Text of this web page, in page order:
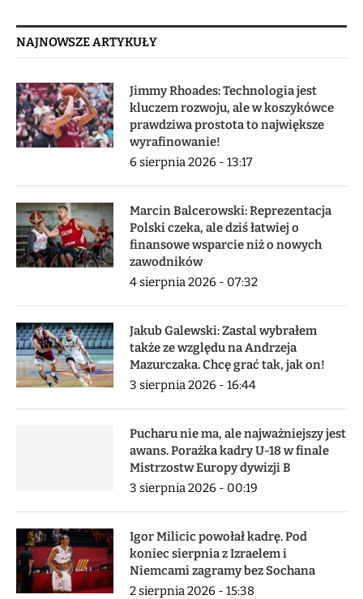
NAJNOWSZE ARTYKUŁY
Jimmy Rhoades: Technologia jest
kluczem rozwoju, ale w koszykówce
prawdziwa prostota to największe
wyrafinowanie!
6 sierpnia 2026 - 13:17
Marcin Balcerowski: Reprezentacja
Polski czeka, ale dziś łatwiej o
finansowe wsparcie niż o nowych
zawodników
4 sierpnia 2026 - 07:32
Jakub Galewski: Zastal wybrałem
także ze względu na Andrzeja
Mazurczaka. Chcę grać tak, jak on!
3 sierpnia 2026 - 16:44
Pucharu nie ma, ale najważniejszy jest
awans. Porażka kadry U-18 w finale
Mistrzostw Europy dywizji B
3 sierpnia 2026 - 00:19
Igor Milicic powołał kadrę. Pod
koniec sierpnia z Izraelem i
Niemcami zagramy bez Sochana
2 sierpnia 2026 - 15:38